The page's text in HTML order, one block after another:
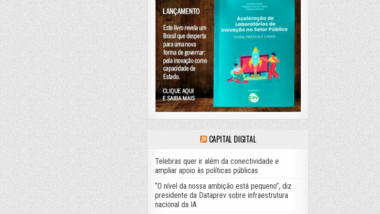
CAPITAL DIGITAL
Telebras quer ir além da conectividade e
ampliar apoio às políticas públicas
“O nível da nossa ambição está pequeno”, diz
presidente da Dataprev sobre infraestrutura
nacional da IA